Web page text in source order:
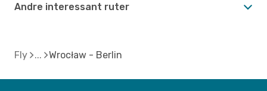
Andre interessant ruter
Fly Wrocław - Berlin